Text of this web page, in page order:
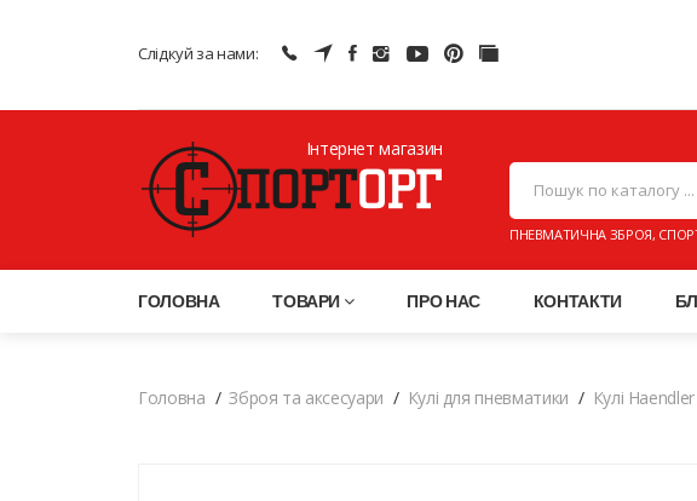
Слідкуй за нами:
Інтернет магазин
ПНЕВМАТИЧНА ЗБРОЯ,
ГОЛОВНА ТОВАРИ ПРО НАС КОНТАКТИ
Головна Зброя та аксесуари Кулі для пневматики Кулі